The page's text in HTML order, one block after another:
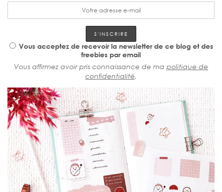
Vous acceptez de recevoir la newsletter de ce blog et des
freebies par email
Vous affirmez avoir pris connaissance de ma politique de
confidentialité.